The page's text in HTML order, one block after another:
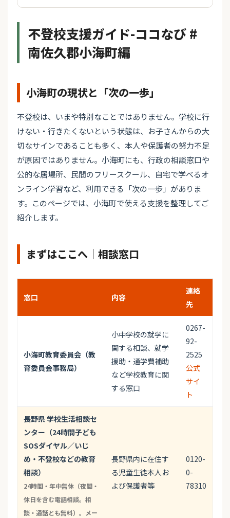
不登校支援ガイド-ココなび #
南佐久郡小海町編
小海町の現状と「次の一歩」
不登校は、いまや特別なことではありません。学校に行
けない・行きたくないという状態は、お子さんからの大
切なサインであることも多く、本人や保護者の努力不足
が原因ではありません。小海町にも、行政の相談窓口や
公的な居場所、民間のフリースクール、自宅で学べるオ
ンライン学習など、利用できる「次の一歩」がありま
す。このページでは、小海町で使える支援を整理してご
紹介します。
まずはここへ｜相談窓口
窓口 内容
連絡
先
小海町教育委員会（教
育委員会事務局）
小中学校の就学に
関する相談、就学
援助・通学費補助
など学校教育に関
する窓口
0267-
92-
2525
公式
サイ
ト
長野県 学校生活相談セ
ンター（24時間子ども
SOSダイヤル／いじ
め・不登校などの教育
相談）
24時間・年中無休（夜間・
休日を含む電話相談。相
談・通話とも無料）。メー
長野県内に在住す
る児童生徒本人お
よび保護者等
0120-
0-
78310